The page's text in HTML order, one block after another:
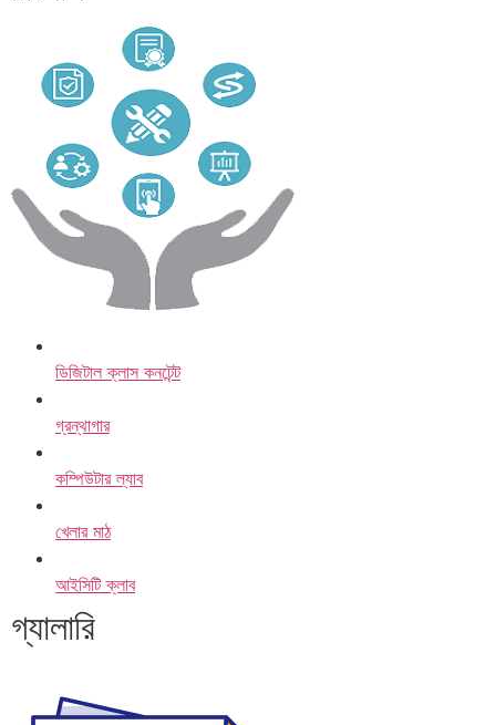
ডিজিটাল ক্লাস কনটেন্ট
গ্রন্থাগার
কম্পিউটার ল্যাব
খেলার মাঠ
আইসিটি ক্লাব
গ্যালারি